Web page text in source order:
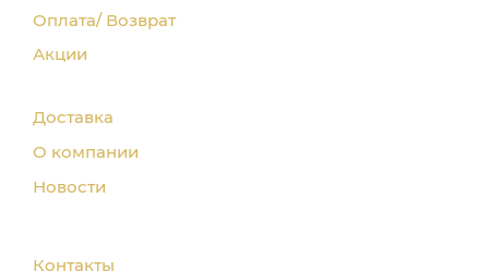
Оплата/ Возврат
Акции
Доставка
О компании
Новости
Контакты